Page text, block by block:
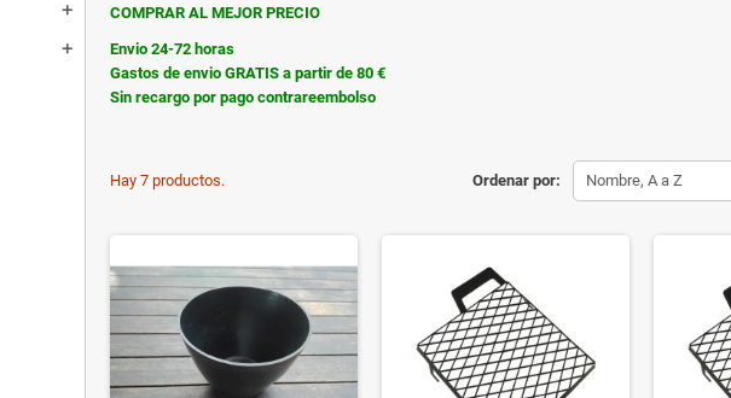
add
add
COMPRAR AL MEJOR PRECIO
Envio 24-72 horas
Gastos de envio GRATIS a partir de 80 €
Sin recargo por pago contrareembolso
Ordenar por: Nombre, A a Z
Hay 7 productos.